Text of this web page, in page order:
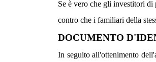
Se è vero che gli investitori
contro che i familiari della
DOCUMENTO
In seguito all'ottenimento